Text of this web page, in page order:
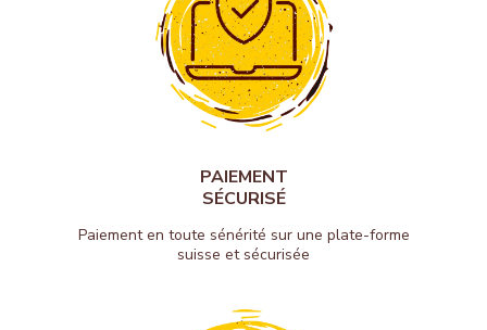
PAIEMENT
SÉCURISÉ
Paiement en toute sénérité sur une plate-forme
suisse et sécurisée